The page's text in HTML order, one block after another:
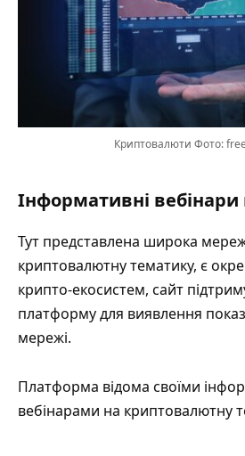
Криптовалюти Фото:
Інформативні вебінари
Тут представлена широка
криптовалютну тематику, є
крипто-екосистем, сайт
платформу для виявлення
мережі.
Платформа відома своїми
вебінарами на криптовалютну